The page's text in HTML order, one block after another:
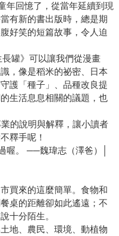
年回憶了，從當年延續到現
有新的書出版時，總是期
好笑的短篇故事，令人迫
長罐》可以讓我們從漫畫
，像是稻米的祕密、日本
護「種子」、品種改良提
生活息息相關的議題，也
的說明與解釋，讓小讀者
釋手呢！
喔。 ──魏瑋志（澤爸）│
買來的這麼簡單。食物和
桌的距離卻如此遙遠；不
十分陌生。
地、農民、環境、動植物